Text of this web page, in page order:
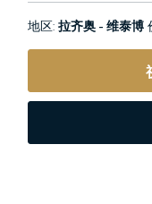
地区:拉齐奥 - 维泰博